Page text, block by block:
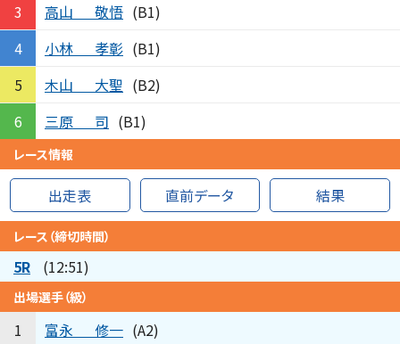
3
高山 敬悟 (B1)
4
小林 孝彰 (B1)
5
木山 大聖 (B2)
6
三原 司 (B1)
レース情報
出走表 直前データ 結果
レース（締切時間）
5R (12:51)
出場選手（級）
1 富永 修一 (A2)